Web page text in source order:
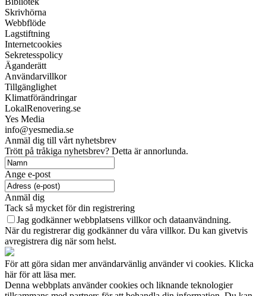
Skrivhörna
Webbflöde
Lagstiftning
Internetcookies
Sekretesspolicy
Äganderätt
Användarvillkor
Tillgänglighet
Klimatförändringar
LokalRenovering.se
Yes Media
info@yesmedia.se
Anmäl dig till vårt nyhetsbrev
Trött på tråkiga nyhetsbrev? Detta är annorlunda.
Ange e-post
Anmäl dig
Tack så mycket för din registrering
Jag godkänner webbplatsens villkor och dataanvändning.
När du registrerar dig godkänner du våra villkor. Du kan givetvis
avregistrera dig när som helst.
För att göra sidan mer användarvänlig använder vi cookies. Klicka
här för att läsa mer.
Denna webbplats använder cookies och liknande teknologier